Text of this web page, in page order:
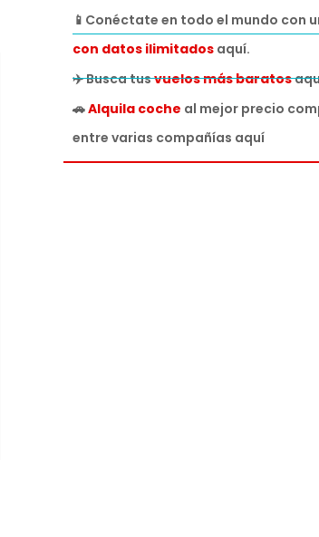
📱Conéctate en todo el mundo con
con datos ilimitados aquí.
✈️ Busca tusvuelos más baratos
🚗Alquila coche al mejor precio
entre varias compañías aquí